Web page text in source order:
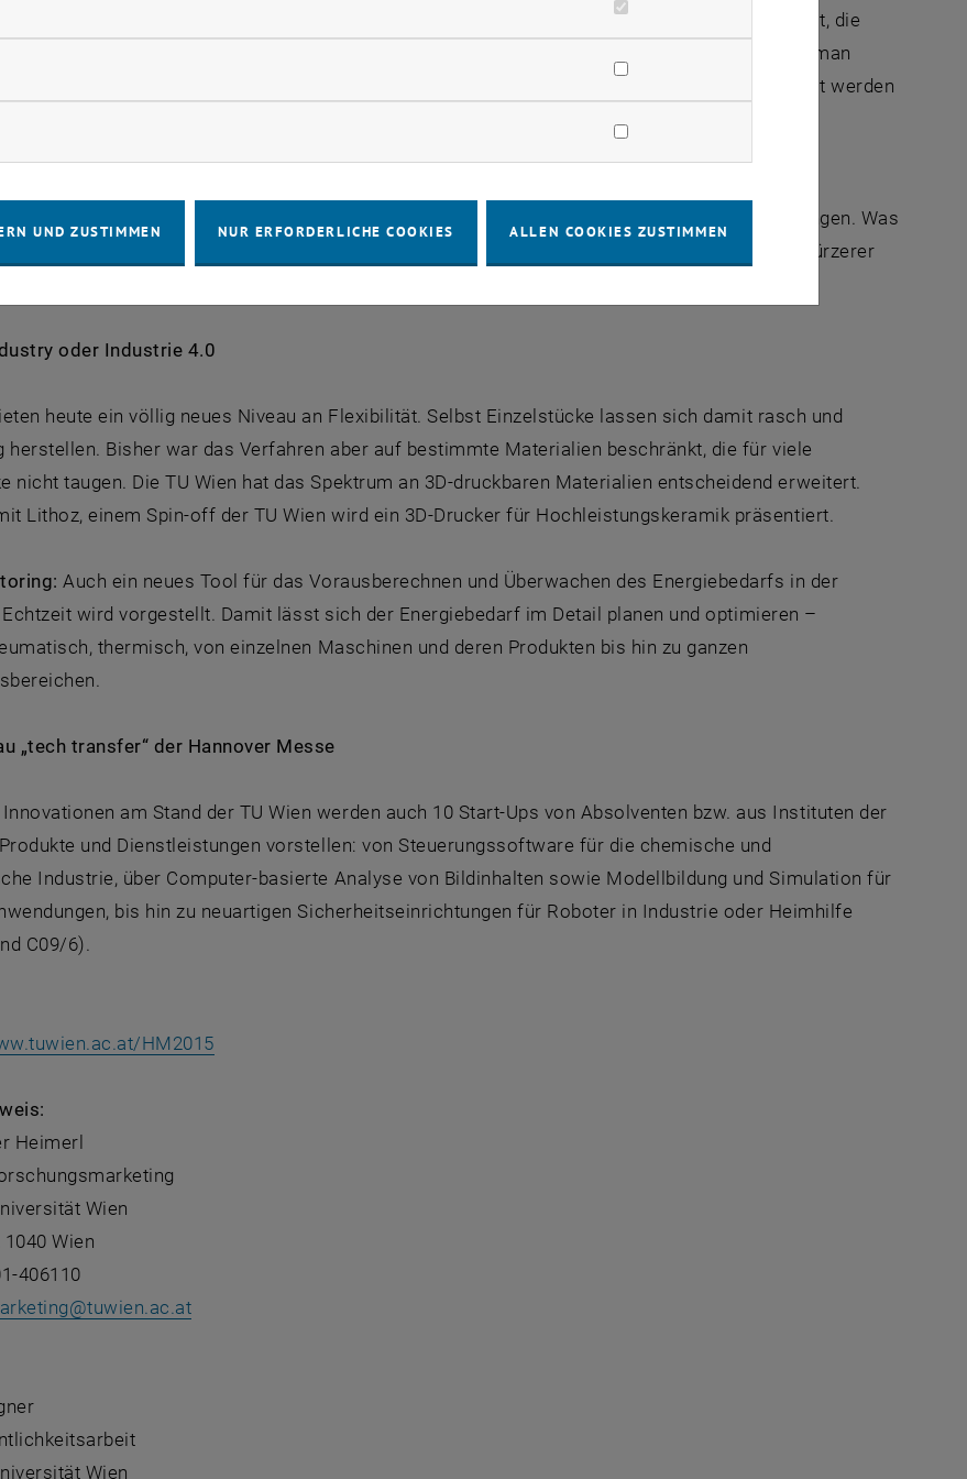
nutzen, um sauberes Methan aus Bioabfällen zu erzeugen. Dieses neue System ermöglicht, die
zu verdoppeln. Es wird erstmals öffentlich vorgestellt – gemeinsam mit Technologie, mit der man
effizient säubern und entschwefeln kann, sodass es in das bestehende Erdgasnetz eingespeist werden
der TU Wien entwickelt: Ein Schnelltest ermöglicht nun den Nachweis biogener Verunreinigungen. Was
mit Hilfe von Bakterienkulturen nachgewiesen werden konnte, lässt sich heute in viel kürzerer
oder Industrie 4.0
heute ein völlig neues Niveau an Flexibilität. Selbst Einzelstücke lassen sich damit rasch und
herstellen. Bisher war das Verfahren aber auf bestimmte Materialien beschränkt, die für viele
nicht taugen. Die TU Wien hat das Spektrum an 3D-druckbaren Materialien entscheidend erweitert.
Lithoz, einem Spin-off der TU Wien wird ein 3D-Drucker für Hochleistungskeramik präsentiert.
Auch ein neues Tool für das Vorausberechnen und Überwachen des Energiebedarfs in der
wird vorgestellt. Damit lässt sich der Energiebedarf im Detail planen und optimieren –
thermisch, von einzelnen Maschinen und deren Produkten bis hin zu ganzen
„tech transfer“ der Hannover Messe
am Stand der TU Wien werden auch 10 Start-Ups von Absolventen bzw. aus Instituten der
und Dienstleistungen vorstellen: von Steuerungssoftware für die chemische und
Industrie, über Computer-basierte Analyse von Bildinhalten sowie Modellbildung und Simulation für
bis hin zu neuartigen Sicherheitseinrichtungen für Roboter in Industrie oder Heimhilfe
C09/6).
HM2015, öffnet eine externe URL in einem neuen Fenster
Heimerl
Wien
Wien
406110
@tuwien.ac.at
Wien
Cookies zulassen
UND ZUSTIMMEN NUR ERFORDERLICHE COOKIES ALLEN COOKIES ZUSTIMMEN